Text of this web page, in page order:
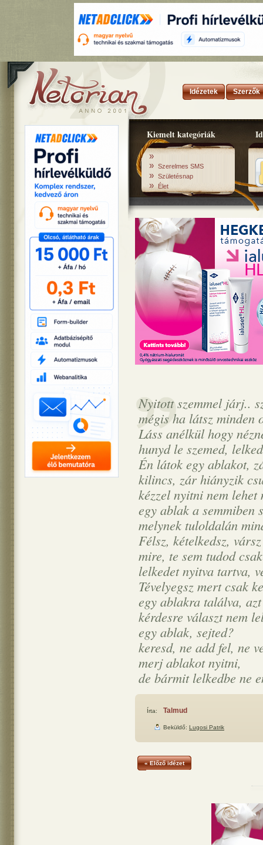
Idézetek Szerzők
Kiemelt kategóriák
»
» Szerelmes SMS
» Születésnap
» Élet
Nyitott szemmel járj..
mégis ha látsz minden
Láss anélkül hogy
hunyd le szemed,
Én látok egy ablakot,
kilincs, zár hiányzik
kézzel nyitni nem lehet
egy ablak a semmiben
melynek tuloldalán
Félsz, kételkedsz, vársz
mire, te sem tudod
lelkedet nyitva tartva,
Tévelyegsz mert csak
egy ablakra találva,
kérdesre választ nem
egy ablak, sejted?
keresd, ne add fel, ne
merj ablakot nyitni,
de bármit lelkedbe ne
Írta: Talmud
Beküldő: Lugosi Patrik
« Előző idézet